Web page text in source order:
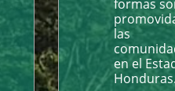
formas
las
en el
Honduras.